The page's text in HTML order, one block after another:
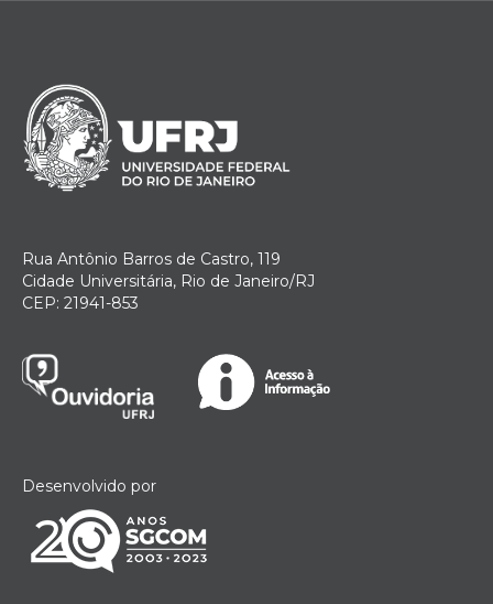
Rua Antônio Barros de Castro, 119
Cidade Universitária, Rio de Janeiro/RJ
CEP: 21941-853
Desenvolvido por